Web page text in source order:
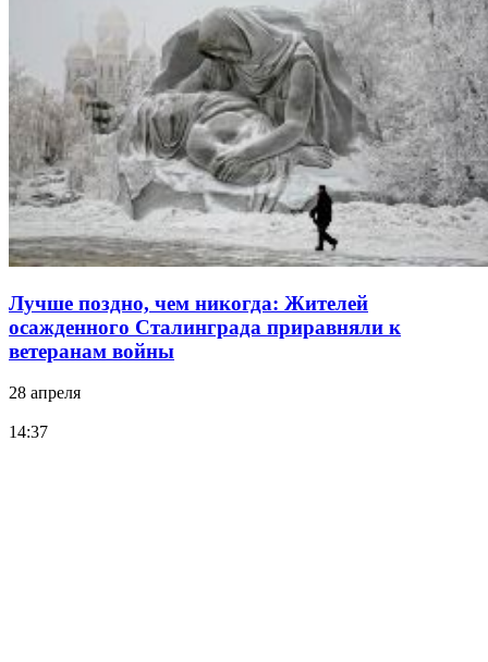
Лучше поздно, чем никогда: Жителей
осажденного Сталинграда приравняли к
ветеранам войны
28 апреля
14:37